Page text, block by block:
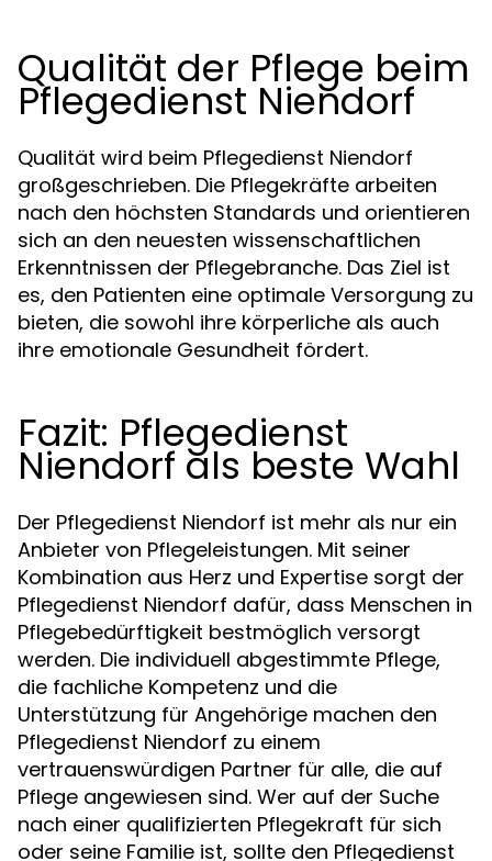
Qualität der Pflege beim
Pflegedienst Niendorf
Qualität wird beim Pflegedienst Niendorf
großgeschrieben. Die Pflegekräfte arbeiten
nach den höchsten Standards und orientieren
sich an den neuesten wissenschaftlichen
Erkenntnissen der Pflegebranche. Das Ziel ist
es, den Patienten eine optimale Versorgung zu
bieten, die sowohl ihre körperliche als auch
ihre emotionale Gesundheit fördert.
Fazit: Pflegedienst
Niendorf als beste Wahl
Der Pflegedienst Niendorf ist mehr als nur ein
Anbieter von Pflegeleistungen. Mit seiner
Kombination aus Herz und Expertise sorgt der
Pflegedienst Niendorf dafür, dass Menschen in
Pflegebedürftigkeit bestmöglich versorgt
werden. Die individuell abgestimmte Pflege,
die fachliche Kompetenz und die
Unterstützung für Angehörige machen den
Pflegedienst Niendorf zu einem
vertrauenswürdigen Partner für alle, die auf
Pflege angewiesen sind. Wer auf der Suche
nach einer qualifizierten Pflegekraft für sich
oder seine Familie ist, sollte den Pflegedienst